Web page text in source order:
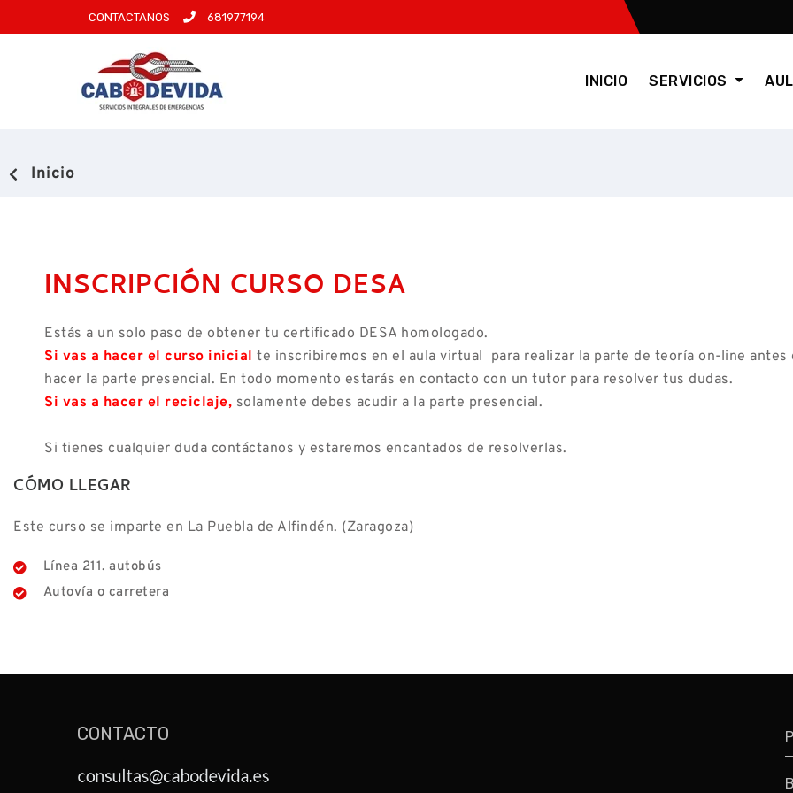
CONTACTANOS 681977194
INICIO SERVICIOS
Inicio
INSCRIPCIÓN CURSO DESA
Estás a un solo paso de obtener tu certificado DESA homologado.
Si vas a hacer el curso inicial te inscribiremos en el aula virtual para realizar la parte de teoría on-line antes
hacer la parte presencial. En todo momento estarás en contacto con un tutor para resolver tus dudas.
Si vas a hacer el reciclaje, solamente debes acudir a la parte presencial.
Si tienes cualquier duda contáctanos y estaremos encantados de resolverlas.
CÓMO LLEGAR
Este curso se imparte en La Puebla de Alfindén. (Zaragoza)
Línea 211. autobús
Autovía o carretera
CONTACTO